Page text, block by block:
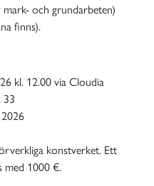
och grundarbeten)
finns).
kl. 12.00 via Cloudia
33
konstverket. Ett
med 1000 €.